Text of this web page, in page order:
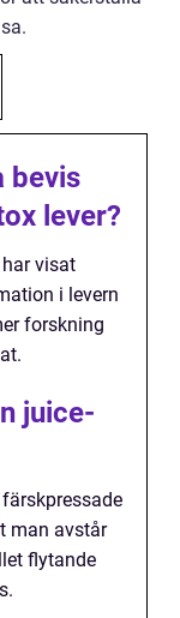
bevis
lever?
visat
i levern
forskning
juice-
man avstår
flytande